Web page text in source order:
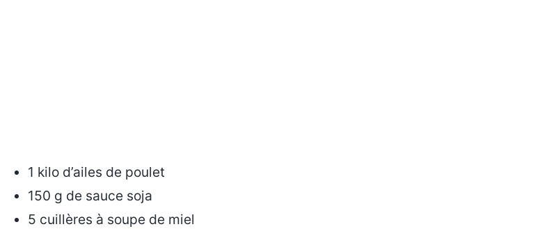
1 kilo d’ailes de poulet
150 g de sauce soja
5 cuillères à soupe de miel